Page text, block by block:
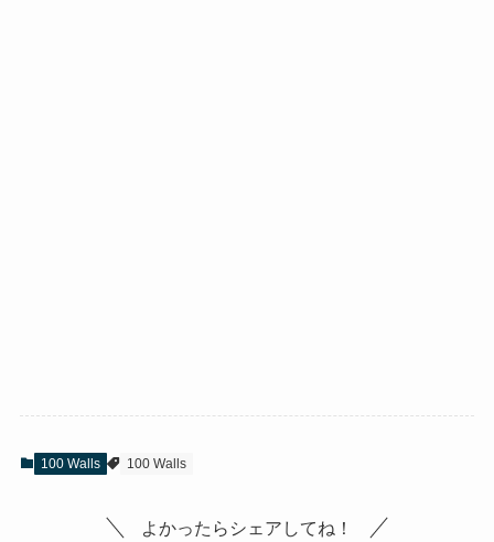
100 Walls 100 Walls
よかったらシェアしてね！